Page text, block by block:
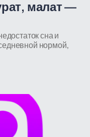
малат —
сна и
нормой,